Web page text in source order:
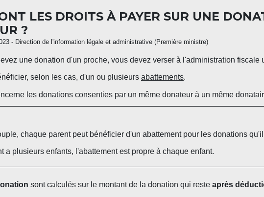
LES DROITS À PAYER SUR UNE
?
- Direction de l'information légale et administrative (Première ministre)
une donation d'un proche, vous devez verser à l'administration fiscale
selon les cas, d'un ou plusieurs abattements.
les donations consenties par un même donateur à un même
chaque parent peut bénéficier d'un abattement pour les donations
a plusieurs enfants, l'abattement est propre à chaque enfant.
sont calculés sur le montant de la donation qui reste après